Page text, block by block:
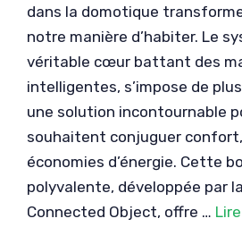
dans la domotique
notre manière d’habiter. Le
véritable cœur battant des
intelligentes, s’impose de
une solution incontournable
souhaitent conjuguer
économies d’énergie. Cette
polyvalente, développée par
Connected Object, offre …